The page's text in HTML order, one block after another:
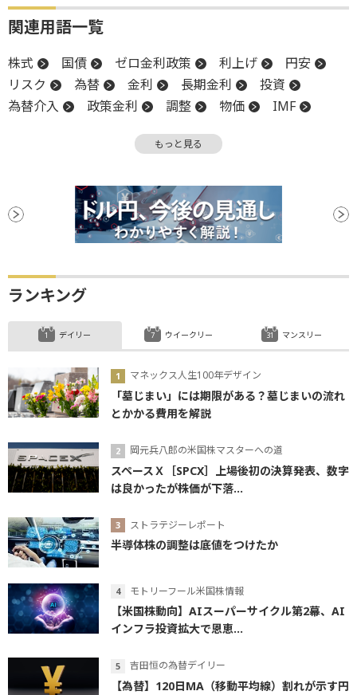
関連用語一覧
株式 国債 ゼロ金利政策 利上げ
円安
リスク
為替 金利 長期金利
投資
為替介入
政策金利 調整 物価
IMF
大底 為替レート
プレミアム 利下げ
もっと見る
ランキング
デイリー
マネックス人生100年デザイン
「墓じまい」には期限がある？墓じまいの流れ
とかかる費用を解説
岡元兵八郎の米国株マスターへの道
スペースＸ［SPCX］上場後初の決算発表、数字
は良かったが株価が下落...
ストラテジーレポート
半導体株の調整は底値をつけたか
モトリーフール米国株情報
【米国株動向】AIスーパーサイクル第2幕、AI
インフラ投資拡大で恩恵...
吉田恒の為替デイリー
【為替】120日MA（移動平均線）割れが示す円
ウイークリー マンスリー